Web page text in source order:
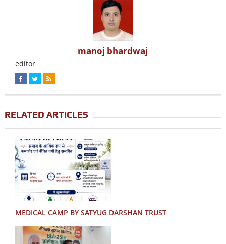
manoj bhardwaj
editor
RELATED ARTICLES
MEDICAL CAMP BY SATYUG DARSHAN TRUST